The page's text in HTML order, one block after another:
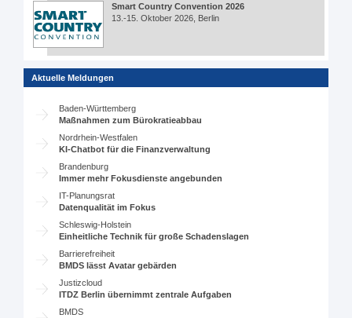
Smart Country Convention 2026
13.-15. Oktober 2026, Berlin
Aktuelle Meldungen
Baden-Württemberg
Maßnahmen zum Bürokratieabbau
Nordrhein-Westfalen
KI-Chatbot für die Finanzverwaltung
Brandenburg
Immer mehr Fokusdienste angebunden
IT-Planungsrat
Datenqualität im Fokus
Schleswig-Holstein
Einheitliche Technik für große Schadenslagen
Barrierefreiheit
BMDS lässt Avatar gebärden
Justizcloud
ITDZ Berlin übernimmt zentrale Aufgaben
BMDS